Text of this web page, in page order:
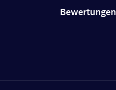
Bewertungen